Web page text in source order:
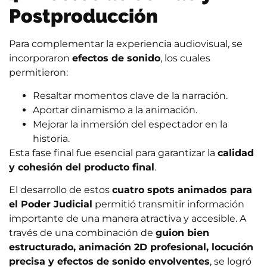
Postproducción
Para complementar la experiencia audiovisual, se
incorporaron efectos de sonido, los cuales
permitieron:
Resaltar momentos clave de la narración.
Aportar dinamismo a la animación.
Mejorar la inmersión del espectador en la
historia.
Esta fase final fue esencial para garantizar la calidad
y cohesión del producto final.
El desarrollo de estos cuatro spots animados para
el Poder Judicial permitió transmitir información
importante de una manera atractiva y accesible. A
través de una combinación de guion bien
estructurado, animación 2D profesional, locución
precisa y efectos de sonido envolventes, se logró